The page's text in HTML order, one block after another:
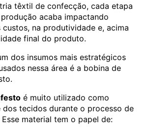
têxtil de confecção, cada etapa
acaba impactando
na produtividade e, acima
final do produto.
dos insumos mais estratégicos
nessa área é a bobina de
é muito utilizado como
dos tecidos durante o processo de
material tem o papel de: